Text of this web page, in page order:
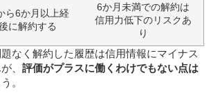
ら6か月以上経
に解約する
6か月未満での解約は
信用力低下のリスクあ
り
なく解約した履歴は信用情報にマイナス
、 評価がプラスに働くわけでもない点は
。